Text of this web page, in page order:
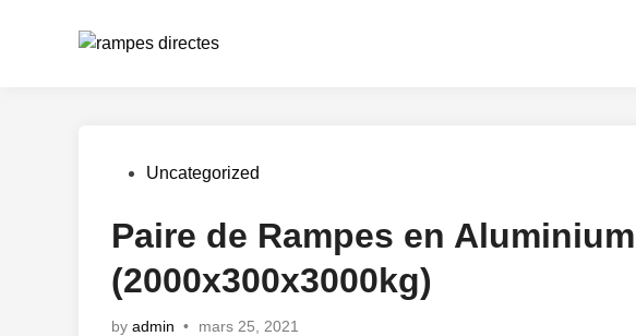
PostedUncategorized
Paire de Rampes en
(2000x300x3000kg)
by admin • mars 25, 2021